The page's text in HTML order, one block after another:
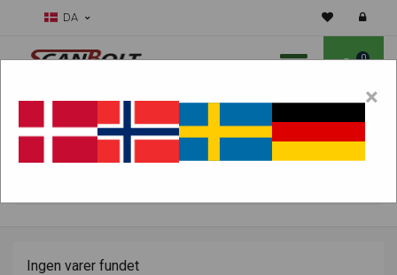
DA
0
Ingen varer fundet
×